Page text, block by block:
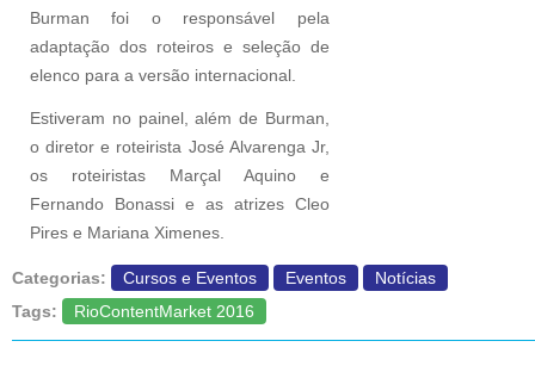
Burman foi o responsável pela
adaptação dos roteiros e seleção de
elenco para a versão internacional.
Estiveram no painel, além de Burman,
o diretor e roteirista José Alvarenga Jr,
os roteiristas Marçal Aquino e
Fernando Bonassi e as atrizes Cleo
Pires e Mariana Ximenes.
Categorias: Cursos e Eventos Eventos
Notícias
Tags:
RioContentMarket 2016